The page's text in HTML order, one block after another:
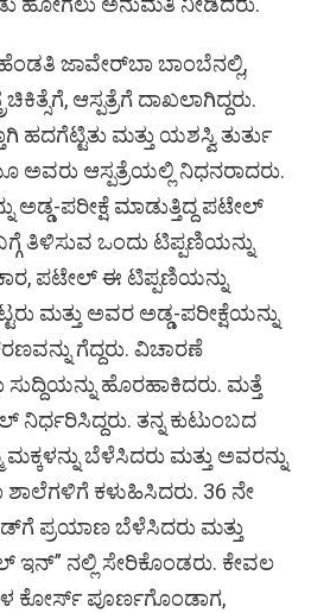
ಜಾವೇರ್‌ಬಾ ಬಾಂಬೆನಲ್ಲಿ,
ಆಸ್ಪತ್ರೆಗೆ ದಾಖಲಾಗಿದ್ದರು.
ಹದಗೆಟ್ಟಿತು ಮತ್ತು ಯಶಸ್ವಿ ತುರ್ತು
ಅವರು ಆಸ್ಪತ್ರೆಯಲ್ಲಿ ನಿಧನರಾದರು.
ಅಡ್ಡ-ಪರೀಕ್ಷೆ ಮಾಡುತ್ತಿದ್ದ ಪಟೇಲ್
ತಿಳಿಸುವ ಒಂದು ಟಿಪ್ಪಣಿಯನ್ನು
ಪಟೇಲ್ ಈ ಟಿಪ್ಪಣಿಯನ್ನು
ಮತ್ತು ಅವರ ಅಡ್ಡ-ಪರೀಕ್ಷೆಯನ್ನು
ಗೆದ್ದರು. ವಿಚಾರಣೆ
ಹೊರಹಾಕಿದರು. ಮತ್ತೆ
ತನ್ನ ಕುಟುಂಬದ
ಬೆಳೆಸಿದರು ಮತ್ತು ಅವರನ್ನು
ಕಳುಹಿಸಿದರು. 36 ನೇ
ಪ್ರಯಾಣ ಬೆಳೆಸಿದರು ಮತ್ತು
ನಲ್ಲಿ ಸೇರಿಕೊಂಡರು. ಕೇವಲ
ಕೋರ್ಸ್ ಪೂರ್ಣಗೊಂಡಾಗ,